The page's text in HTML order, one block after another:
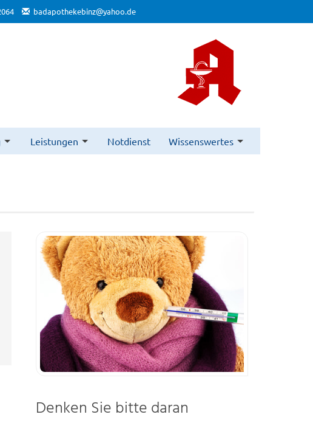
badapothekebinz@yahoo.de
Leistungen Notdienst Wissenswertes
Denken Sie bitte daran